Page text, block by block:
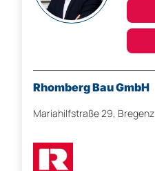
Rhomberg Bau GmbH
Mariahilfstraße 29, Bregenz